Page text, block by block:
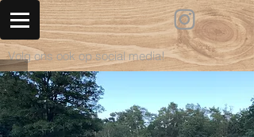
Volg ons ook op social media!